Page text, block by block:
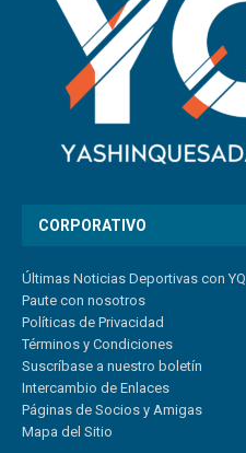
CORPORATIVO
Últimas Noticias Deportivas con YQ
Paute con nosotros
Políticas de Privacidad
Términos y Condiciones
Suscríbase a nuestro boletín
Intercambio de Enlaces
Páginas de Socios y Amigas
Mapa del Sitio